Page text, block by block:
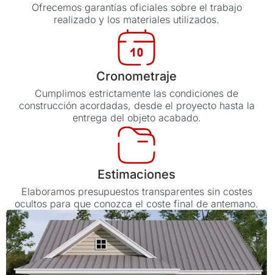
Ofrecemos garantías oficiales sobre el trabajo
realizado y los materiales utilizados.
Cronometraje
Cumplimos estrictamente las condiciones de
construcción acordadas, desde el proyecto hasta la
entrega del objeto acabado.
Estimaciones
Elaboramos presupuestos transparentes sin costes
ocultos para que conozca el coste final de antemano.